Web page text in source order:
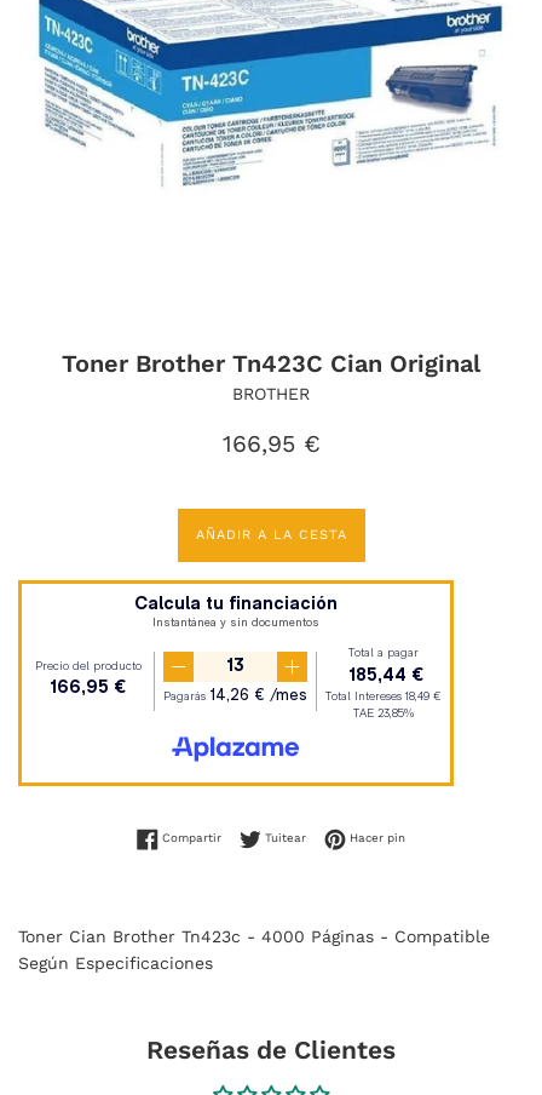
Toner Brother Tn423C Cian Original
BROTHER
Precio
166,95 €
AÑADIR A LA CESTA
CompartirCompartir en Facebook
TuitearTuitear en Twitter
Hacer pinPinear en Pinterest
Toner Cian Brother Tn423c - 4000 Páginas - Compatible
Según Especificaciones
Reseñas de Clientes